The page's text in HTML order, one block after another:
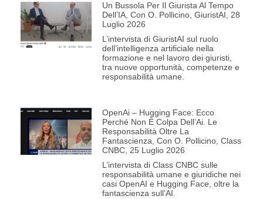
Un Bussola Per Il Giurista Al Tempo
Dell’IA, Con O. Pollicino, GiuristAI, 28
Luglio 2026
L’intervista di GiuristAI sul ruolo
dell’intelligenza artificiale nella
formazione e nel lavoro dei giuristi,
tra nuove opportunità, competenze e
responsabilità umane.
OpenAi – Hugging Face: Ecco
Perché Non È Colpa Dell’Ai. Le
Responsabilità Oltre La
Fantascienza, Con O. Pollicino, Class
CNBC, 25 Luglio 2026
L’intervista di Class CNBC sulle
responsabilità umane e giuridiche nei
casi OpenAI e Hugging Face, oltre la
fantascienza sull’AI.